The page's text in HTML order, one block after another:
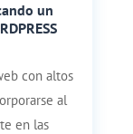
un
con altos
al
en las